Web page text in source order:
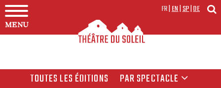
MENU
FR|EN|SP|DE
TOUTES LES ÉDITIONS
PAR SPECTACLE